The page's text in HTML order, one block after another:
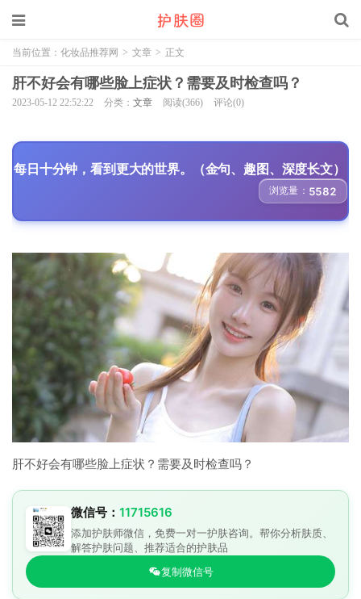
当前位置： 化妆品推荐网 > 文章 > 正文
肝不好会有哪些脸上症状？需要及时检查吗？
2023-05-12 22:52:22 分类： 文章 阅读(366) 评论(0)
每日十分钟，看到更大的世界。（金句、趣图、深度长文）
浏览量： 5582
肝不好会有哪些脸上症状？需要及时检查吗？
微信号： 11715616
添加护肤师微信，免费一对一护肤咨询。帮你分析肤质、
解答护肤问题、推荐适合的护肤品
复制微信号